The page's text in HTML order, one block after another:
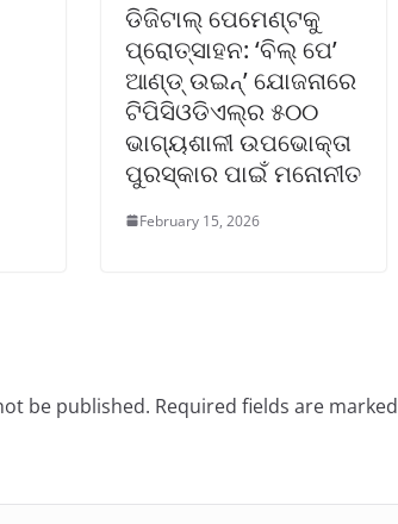
ଡିଜିଟାଲ୍ ପେମେଣ୍ଟକୁ
ପ୍ରୋତ୍ସାହନ: ‘ବିଲ୍ ପେ’
ଆଣ୍ଡ୍ ଉଇନ୍’ ଯୋଜନାରେ
ଟିପିସିଓଡିଏଲ୍‌ର ୫୦୦
ଭାଗ୍ୟଶାଳୀ ଉପଭୋକ୍ତା
ପୁରସ୍କାର ପାଇଁ ମନୋନୀତ
February 15, 2026
be published. Required fields are marked